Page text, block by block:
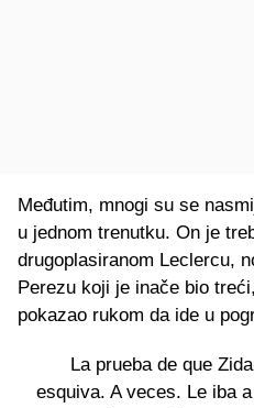
Međutim, mnogi su se
u jednom trenutku. On je
drugoplasiranom Leclercu,
Perezu koji je inače bio
pokazao rukom da ide u
La prueba de que
esquiva. A veces. Le iba